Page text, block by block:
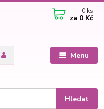
Menu
Hledat
0 ks
za 0 Kč